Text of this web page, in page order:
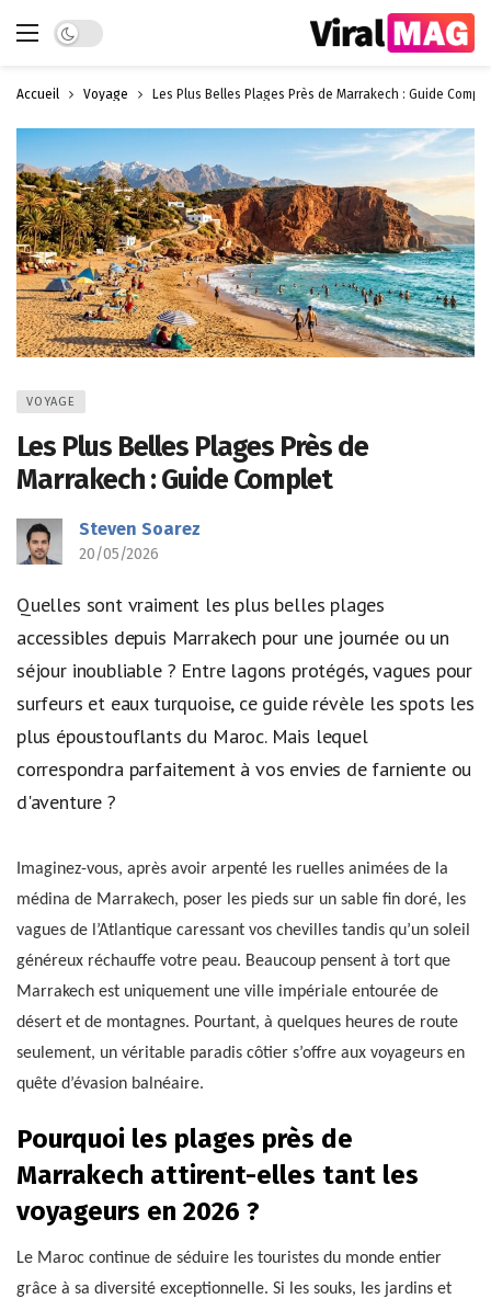
Dark mode
Accueil Voyage Les Plus Belles Plages Près de Marrakech : Guide
VOYAGE
Les Plus Belles Plages Près de
Marrakech : Guide Complet
Steven Soarez
20/05/2026
Quelles sont vraiment les plus belles plages
accessibles depuis Marrakech pour une journée ou un
séjour inoubliable ? Entre lagons protégés, vagues pour
surfeurs et eaux turquoise, ce guide révèle les spots les
plus époustouflants du Maroc. Mais lequel
correspondra parfaitement à vos envies de farniente ou
d'aventure ?
Imaginez-vous, après avoir arpenté les ruelles animées de la
médina de Marrakech, poser les pieds sur un sable fin doré, les
vagues de l’Atlantique caressant vos chevilles tandis qu’un soleil
généreux réchauffe votre peau. Beaucoup pensent à tort que
Marrakech est uniquement une ville impériale entourée de
désert et de montagnes. Pourtant, à quelques heures de route
seulement, un véritable paradis côtier s’offre aux voyageurs en
quête d’évasion balnéaire.
Pourquoi les plages près de
Marrakech attirent-elles tant les
voyageurs en 2026 ?
Le Maroc continue de séduire les touristes du monde entier
grâce à sa diversité exceptionnelle. Si les souks, les jardins et